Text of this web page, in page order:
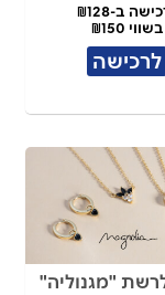
ב-₪128
בשווי ₪150
לרכישה
"מגנוליה"